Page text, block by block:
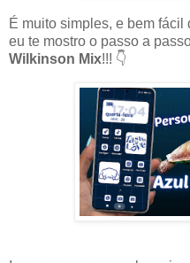
É muito simples, e bem fácil
eu te mostro o passo a
Wilkinson Mix!!! 👇